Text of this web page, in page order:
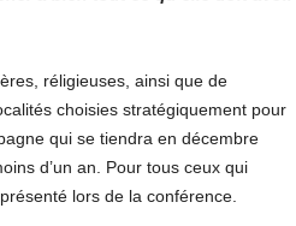
réligieuses, ainsi que de
choisies stratégiquement pour
qui se tiendra en décembre
d’un an. Pour tous ceux qui
lors de la conférence.